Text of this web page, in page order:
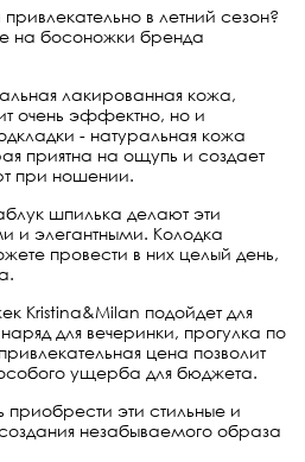
привлекательно в летний сезон?
на босоножки бренда
лакированная кожа,
очень эффектно, но и
- натуральная кожа
приятна на ощупь и создает
при ношении.
шпилька делают эти
и элегантными. Колодка
провести в них целый день,
Kristina&Milan подойдет для
для вечеринки, прогулка по
цена позволит
ущерба для бюджета.
приобрести эти стильные и
незабываемого образа